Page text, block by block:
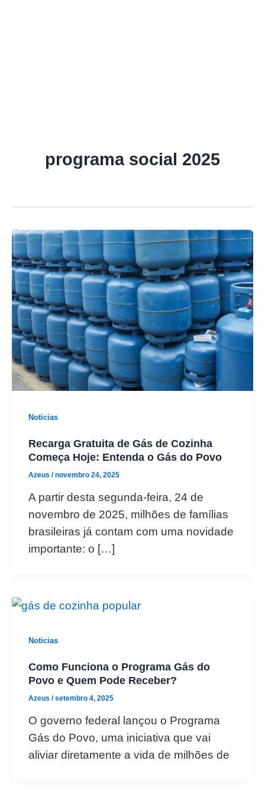
programa social 2025
Noticias
Recarga Gratuita de Gás de Cozinha
Começa Hoje: Entenda o Gás do Povo
Azeus /novembro 24, 2025
A partir desta segunda-feira, 24 de
novembro de 2025, milhões de famílias
brasileiras já contam com uma novidade
importante: o […]
Noticias
Como Funciona o Programa Gás do
Povo e Quem Pode Receber?
Azeus /setembro 4, 2025
O governo federal lançou o Programa
Gás do Povo, uma iniciativa que vai
aliviar diretamente a vida de milhões de